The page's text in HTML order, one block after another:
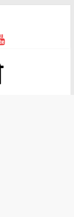
গেলে করণীয় কি?